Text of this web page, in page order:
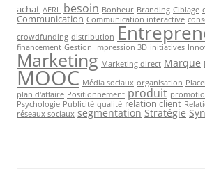
achat AERL besoin Bonheur Branding Ciblage
Communication Communication interactive
crowdfunding distribution
financement Gestion Impression 3D initiatives
Marketing Marketing direct Marque
MOOC Média sociaux organisation
plan d'affaire Positionnement produit
Psychologie Publicité qualité relation client
réseaux sociaux segmentation Stratégie